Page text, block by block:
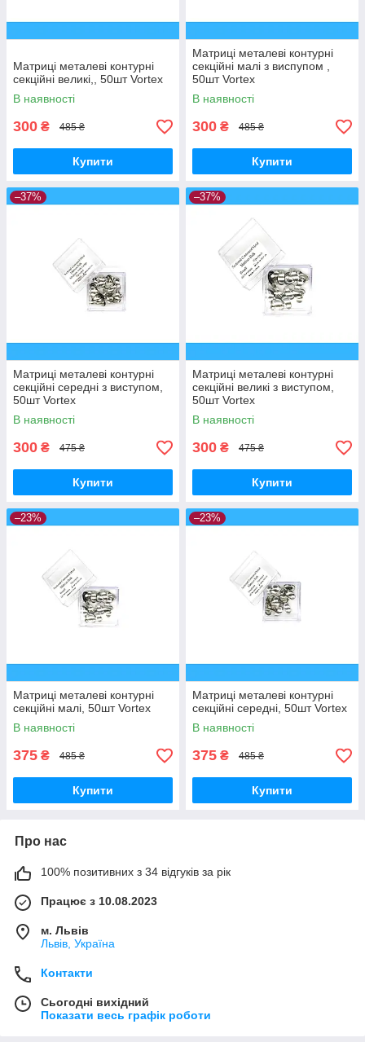
Матриці металеві контурні
секційні великі,, 50шт Vortex
В наявності
300 ₴ 485 ₴
Купити
Матриці металеві контурні
секційні малі з виспупом ,
50шт Vortex
В наявності
300 ₴ 485 ₴
Купити
–37%
Матриці металеві контурні
секційні середні з виступом,
50шт Vortex
В наявності
300 ₴ 475 ₴
Купити
–37%
Матриці металеві контурні
секційні великі з виступом,
50шт Vortex
В наявності
300 ₴ 475 ₴
Купити
–23%
Матриці металеві контурні
секційні малі, 50шт Vortex
В наявності
375 ₴ 485 ₴
Купити
–23%
Матриці металеві контурні
секційні середні, 50шт Vortex
В наявності
375 ₴ 485 ₴
Купити
Про нас
100% позитивних з 34 відгуків за рік
Працює з 10.08.2023
м. Львів
Львів, Україна
Контакти
Сьогодні вихідний
Показати весь графік роботи